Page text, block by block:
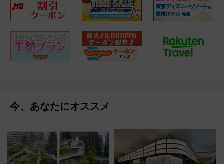
今、あなたにオススメ